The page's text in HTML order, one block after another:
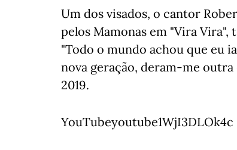
Um dos visados, o cantor
pelos Mamonas em "Vira
"Todo o mundo achou que eu
nova geração, deram-me
2019.
YouTubeyoutube1WjI3DLOk4c